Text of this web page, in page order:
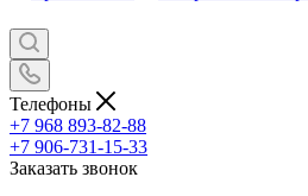
Телефоны
+7 968 893-82-88
+7 906-731-15-33
Заказать звонок